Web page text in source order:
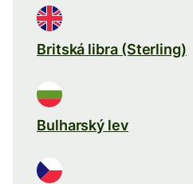
Britská libra (Sterling)
Bulharský lev